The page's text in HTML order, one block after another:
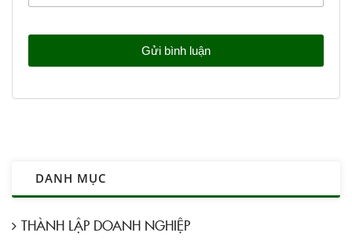
DANH MỤC
THÀNH LẬP DOANH NGHIỆP